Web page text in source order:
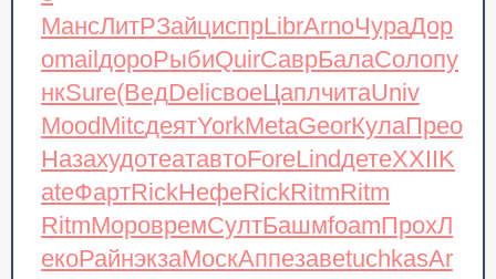
МансЛитРЗайциспрLibrArnoЧураДор
оmailдороРыбиQuirСаврБалаСолопу
нкSure(ВедDeliсвоеЦаплчитаUniv
MoodMitcдеятYorkMetaGeorКулаПрео
НазахудотеатавтоForeLindдетеXXIIK
ateФартRickНефеRickRitmRitm
RitmМоровремСултБашмfoamПрохЛ
екоРайнэкзаМоскАппезавеtuchkasAr